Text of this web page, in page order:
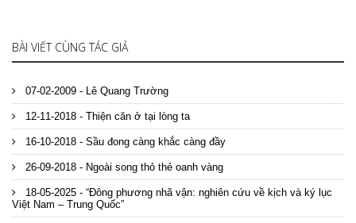
BÀI VIẾT CÙNG TÁC GIẢ
07-02-2009 - Lê Quang Trường
12-11-2018 - Thiện căn ở tại lòng ta
16-10-2018 - Sầu đong càng khắc càng đầy
26-09-2018 - Ngoài song thỏ thẻ oanh vàng
18-05-2025 - “Đông phương nhã vận: nghiên cứu về kịch và ký lục
Việt Nam – Trung Quốc”